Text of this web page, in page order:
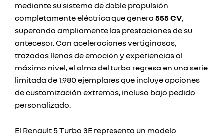
mediante su sistema de doble propulsión
completamente eléctrica que genera 555 CV,
superando ampliamente las prestaciones de su
antecesor. Con aceleraciones vertiginosas,
trazadas llenas de emoción y experiencias al
máximo nivel, el alma del turbo regresa en una serie
limitada de 1.980 ejemplares que incluye opciones
de customización extremas, incluso bajo pedido
personalizado.
El Renault 5 Turbo 3E representa un modelo